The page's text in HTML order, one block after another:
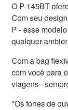
O P-145BT
Com seu
P - esse
qualquer
Com a bag
com você para
viagens -
*Os fones de